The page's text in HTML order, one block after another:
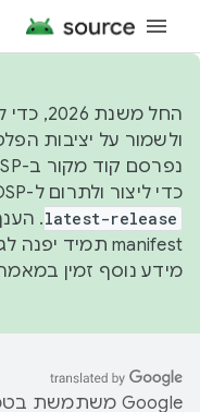
החל
ולשמור על יציבות
כדי ליצור ולתרום ל-AOSP, צריך להשתמש ב-
latest-release
.
מידע נוסף זמין